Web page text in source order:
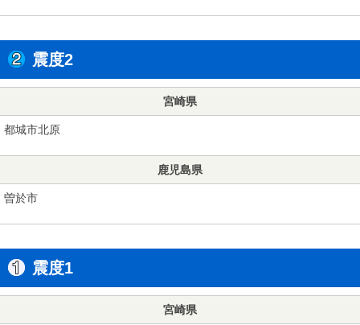
震度2
宮崎県
都城市北原
鹿児島県
曽於市
震度1
宮崎県